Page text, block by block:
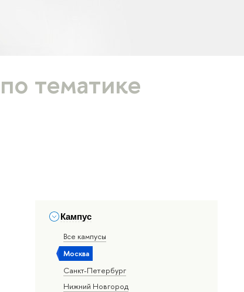
тематике
Кампус
Все кампусы
Москва
Санкт-Петербург
Нижний Новгород